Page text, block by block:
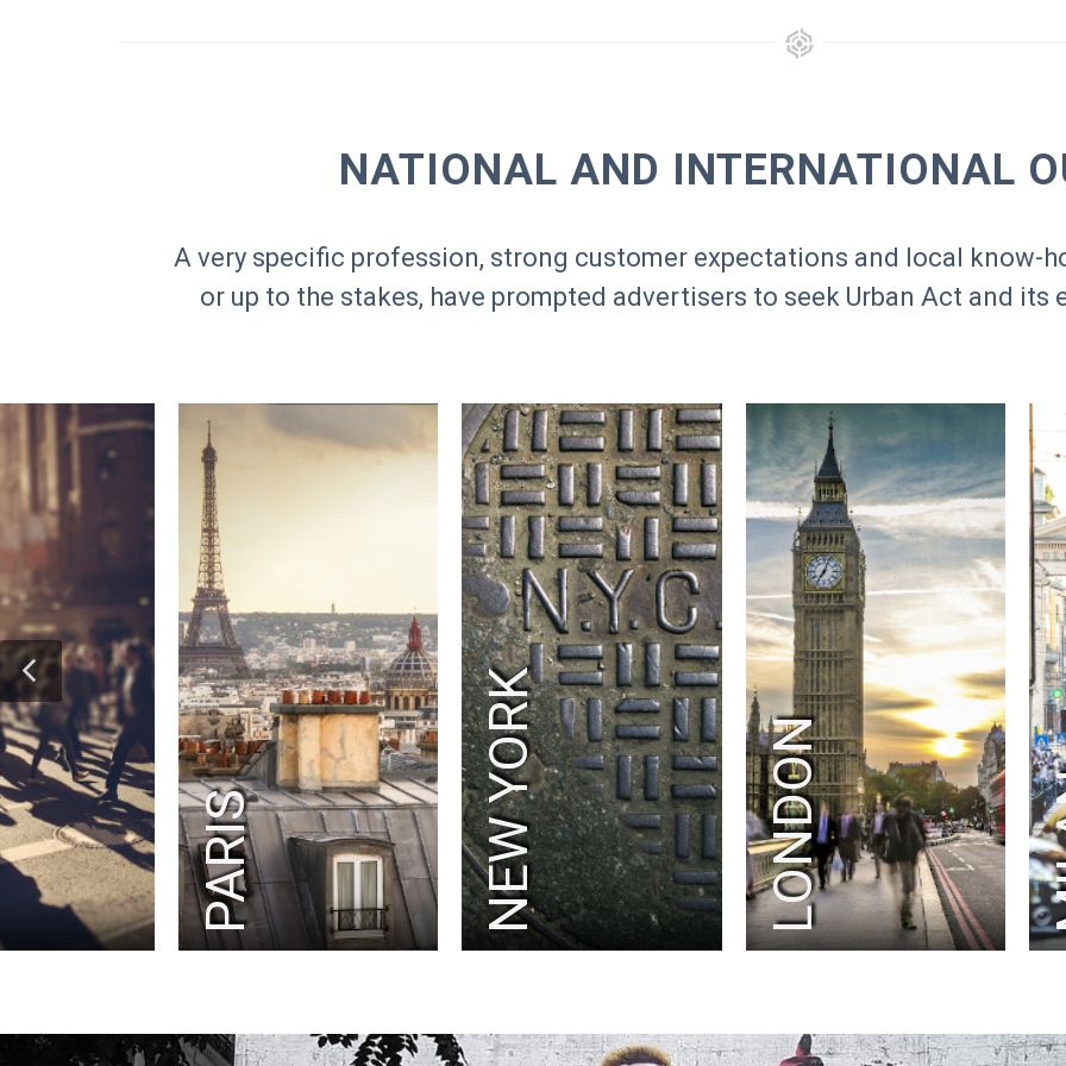
NATIONAL AND INTERNATIONAL
A very specific profession, strong customer expectations and local know-
or up to the stakes, have prompted advertisers to seek Urban Act and its
PARIS NEW YORK LONDON